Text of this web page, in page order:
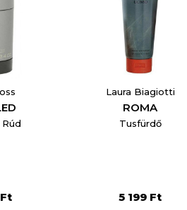
Laura Biagiotti
ROMA
Tusfürdő
5 199 Ft